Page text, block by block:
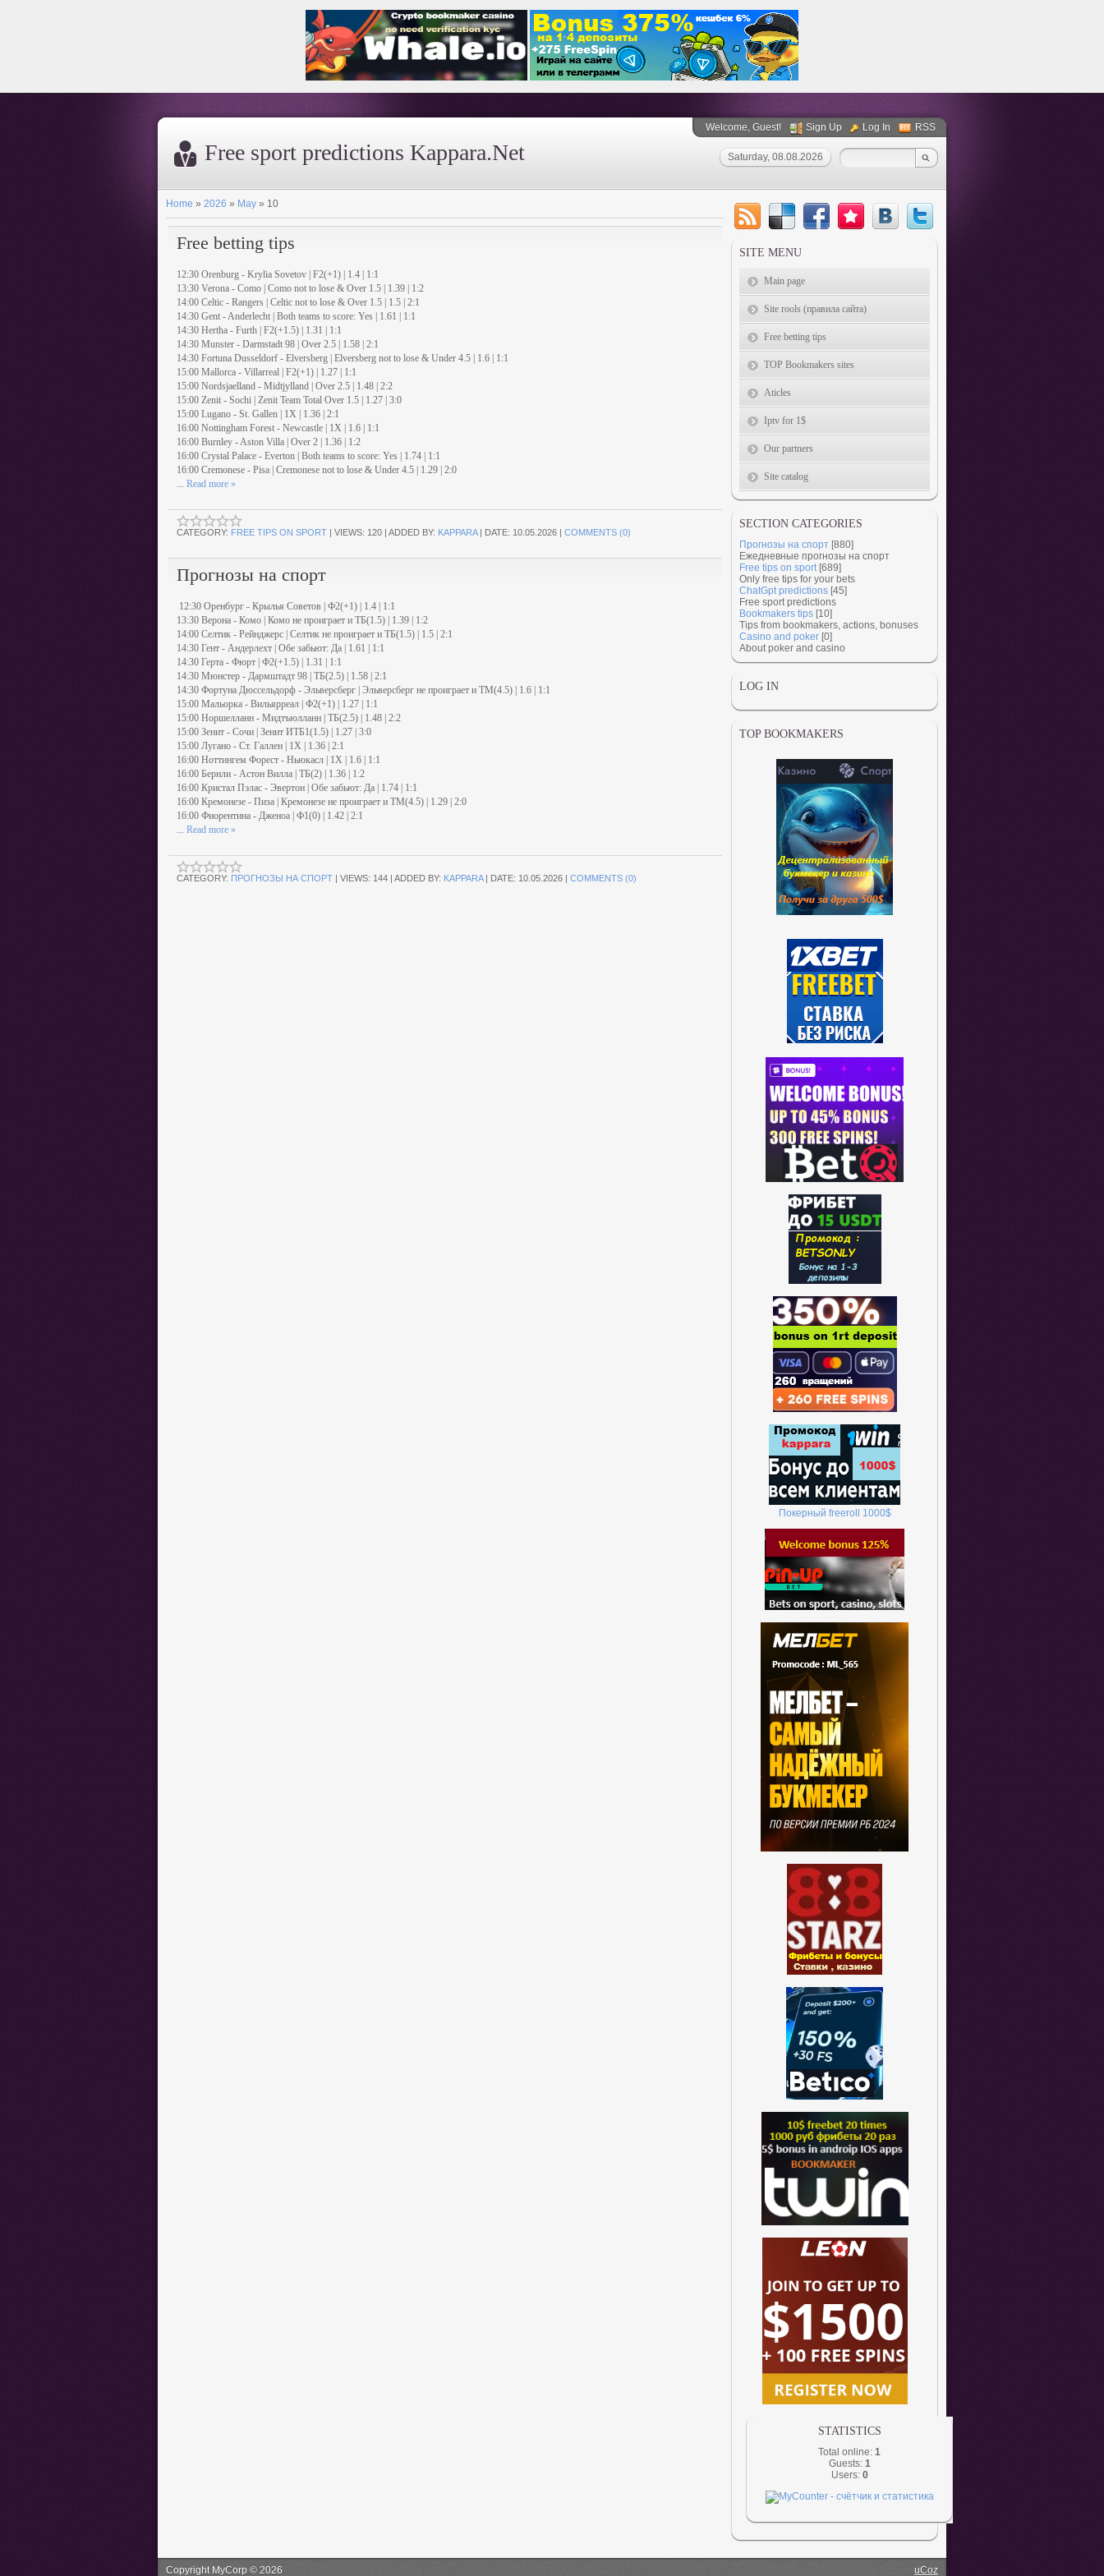
Welcome, Guest! Sign Up Log In RSS
Free sport predictions Kappara.Net Saturday, 08.08.2026
Home » 2026 » May » 10
Free betting tips
12:30 Orenburg - Krylia Sovetov | F2(+1) | 1.4 | 1:1
13:30 Verona - Como | Como not to lose & Over 1.5 | 1.39 | 1:2
14:00 Celtic - Rangers | Celtic not to lose & Over 1.5 | 1.5 | 2:1
14:30 Gent - Anderlecht | Both teams to score: Yes | 1.61 | 1:1
14:30 Hertha - Furth | F2(+1.5) | 1.31 | 1:1
14:30 Munster - Darmstadt 98 | Over 2.5 | 1.58 | 2:1
14:30 Fortuna Dusseldorf - Elversberg | Elversberg not to lose & Under 4.5 | 1.6 | 1:1
15:00 Mallorca - Villarreal | F2(+1) | 1.27 | 1:1
15:00 Nordsjaelland - Midtjylland | Over 2.5 | 1.48 | 2:2
15:00 Zenit - Sochi | Zenit Team Total Over 1.5 | 1.27 | 3:0
15:00 Lugano - St. Gallen | 1X | 1.36 | 2:1
16:00 Nottingham Forest - Newcastle | 1X | 1.6 | 1:1
16:00 Burnley - Aston Villa | Over 2 | 1.36 | 1:2
16:00 Crystal Palace - Everton | Both teams to score: Yes | 1.74 | 1:1
16:00 Cremonese - Pisa | Cremonese not to lose & Under 4.5 | 1.29 | 2:0
... Read more »
CATEGORY: FREE TIPS ON SPORT | VIEWS: 120 | ADDED BY: KAPPARA | DATE: 10.05.2026 | COMMENTS (0)
Прогнозы на спорт
12:30 Оренбург - Крылья Советов | Ф2(+1) | 1.4 | 1:1
13:30 Верона - Комо | Комо не проиграет и ТБ(1.5) | 1.39 | 1:2
14:00 Селтик - Рейнджерс | Селтик не проиграет и ТБ(1.5) | 1.5 | 2:1
14:30 Гент - Андерлехт | Обе забьют: Да | 1.61 | 1:1
14:30 Герта - Фюрт | Ф2(+1.5) | 1.31 | 1:1
14:30 Мюнстер - Дармштадт 98 | ТБ(2.5) | 1.58 | 2:1
14:30 Фортуна Дюссельдорф - Эльверсберг | Эльверсберг не проиграет и ТМ(4.5) | 1.6 | 1:1
15:00 Мальорка - Вильярреал | Ф2(+1) | 1.27 | 1:1
15:00 Норшелланн - Мидтъюлланн | ТБ(2.5) | 1.48 | 2:2
15:00 Зенит - Сочи | Зенит ИТБ1(1.5) | 1.27 | 3:0
15:00 Лугано - Ст. Галлен | 1X | 1.36 | 2:1
16:00 Ноттингем Форест - Ньюкасл | 1X | 1.6 | 1:1
16:00 Бернли - Астон Вилла | ТБ(2) | 1.36 | 1:2
16:00 Кристал Пэлас - Эвертон | Обе забьют: Да | 1.74 | 1:1
16:00 Кремонезе - Пиза | Кремонезе не проиграет и ТМ(4.5) | 1.29 | 2:0
16:00 Фиорентина - Дженоа | Ф1(0) | 1.42 | 2:1
... Read more »
CATEGORY: ПРОГНОЗЫ НА СПОРТ | VIEWS: 144 | ADDED BY: KAPPARA | DATE: 10.05.2026 | COMMENTS (0)
SITE MENU
Main page
Site rools (правила сайта)
Free betting tips
TOP Bookmakers sites
Aticles
Iptv for 1$
Our partners
Site catalog
SECTION CATEGORIES
Прогнозы на спорт [880]
Ежедневные прогнозы на спорт
Free tips on sport [689]
Only free tips for your bets
ChatGpt predictions [45]
Free sport predictions
Bookmakers tips [10]
Tips from bookmakers, actions, bonuses
Casino and poker [0]
About poker and casino
LOG IN
TOP BOOKMAKERS
Покерный freeroll 1000$
STATISTICS
Total online: 1
Guests: 1
Users: 0
Copyright MyCorp © 2026 uCoz